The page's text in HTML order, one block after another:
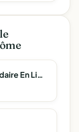
Tous Mobiles, Le Réseau Solidaire En Livradois Forez